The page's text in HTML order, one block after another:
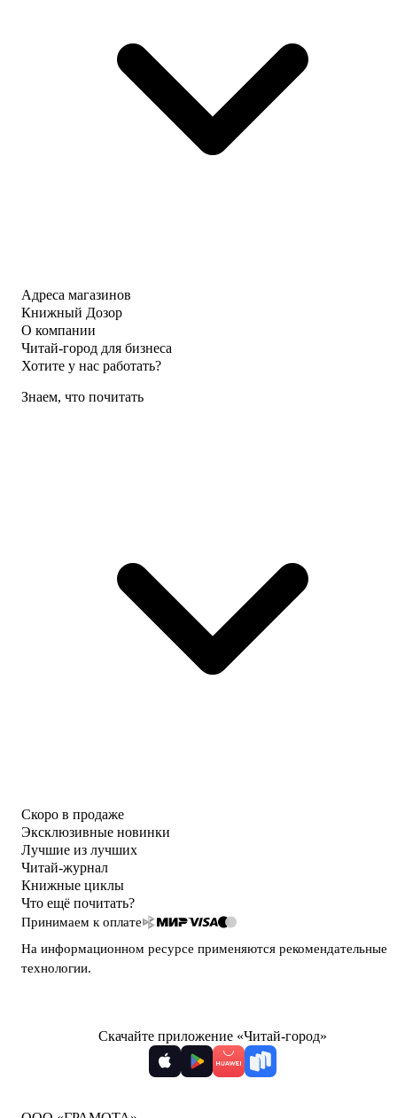
Адреса магазинов
Книжный Дозор
О компании
Читай-город для бизнеса
Хотите у нас работать?
Знаем, что почитать
Скоро в продаже
Эксклюзивные новинки
Лучшие из лучших
Читай-журнал
Книжные циклы
Что ещё почитать?
Принимаем к оплате
На информационном ресурсе применяются рекомендательные
технологии.
Скачайте приложение «Читай-город»